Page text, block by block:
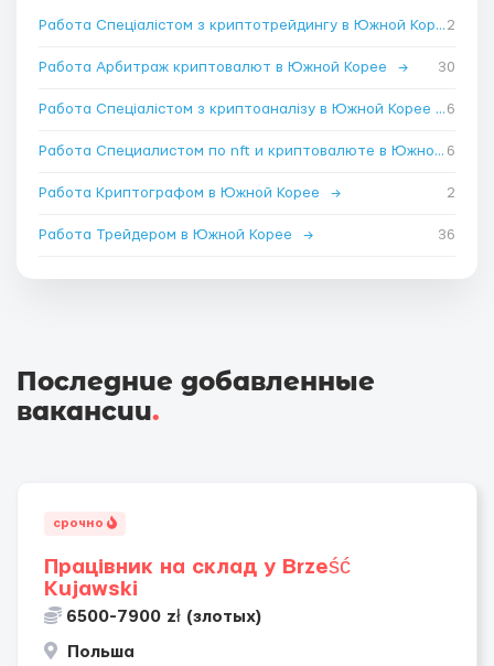
Работа Спеціалістом з криптотрейдингу в Южной Корее 2
Работа Арбитраж криптовалют в Южной Корее → 30
Работа Спеціалістом з криптоаналізу в Южной Корее→6
Работа Специалистом по nft и криптовалюте в Южной Корее 6
Работа Криптографом в Южной Корее → 2
Работа Трейдером в Южной Корее → 36
Последние добавленные
вакансии.
срочно
Працівник на склад у Brześć
Kujawski
6500-7900 zł (злотых)
Польша